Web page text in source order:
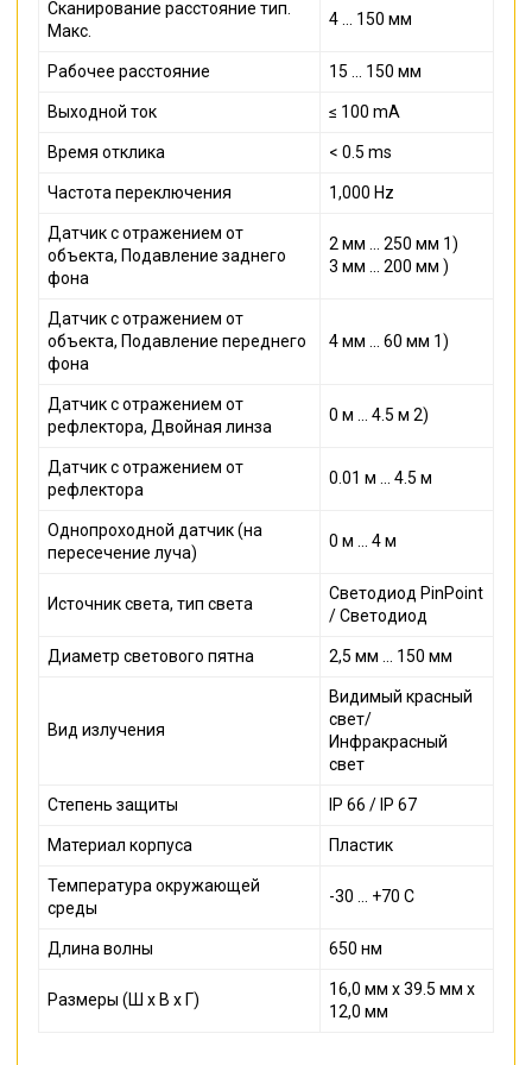
Сканирование расстояние тип.
Макс.
4 ... 150 мм
Рабочее расстояние 15 ... 150 мм
Выходной ток ≤ 100 mA
Время отклика < 0.5 ms
Частота переключения 1,000 Hz
Датчик с отражением от
объекта, Подавление заднего
фона
2 мм ... 250 мм 1)
3 мм ... 200 мм )
Датчик с отражением от
объекта, Подавление переднего
фона
4 мм ... 60 мм 1)
Датчик с отражением от
рефлектора, Двойная линза
0 м ... 4.5 м 2)
Датчик с отражением от
рефлектора
0.01 м ... 4.5 м
Однопроходной датчик (на
пересечение луча)
0 м ... 4 м
Источник света, тип света
Светодиод PinPoint
/ Светодиод
Диаметр светового пятна 2,5 мм ... 150 мм
Вид излучения
Видимый красный
свет/
Инфракрасный
свет
Степень защиты IP 66 / IP 67
Материал корпуса Пластик
Температура окружающей
среды
-30 ... +70 С
Длина волны 650 нм
Размеры (Ш x В x Г)
16,0 мм x 39.5 мм x
12,0 мм